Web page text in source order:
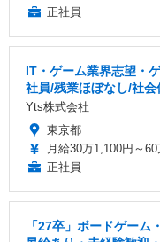
正社員
IT・ゲーム業界志望・
社員/残業ほぼなし/社
Yts株式会社
東京都
月給30万1,100円～60
正社員
「27卒」ボードゲーム